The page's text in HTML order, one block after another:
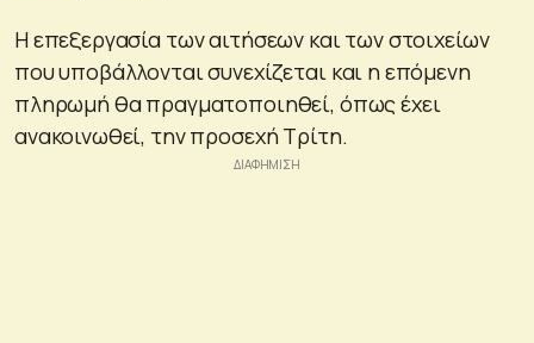
Η επεξεργασία των αιτήσεων και των στοιχείων
που υποβάλλονται συνεχίζεται και η επόμενη
πληρωμή θα πραγματοποιηθεί, όπως έχει
ανακοινωθεί, την προσεχή Τρίτη.